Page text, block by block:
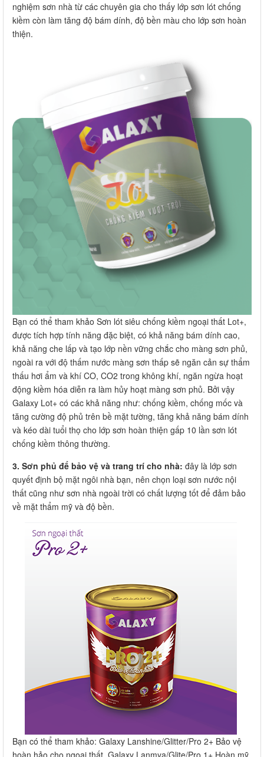
nghiệm sơn nhà từ các chuyên gia cho thấy lớp sơn lót chống
kiềm còn làm tăng độ bám dính, độ bền màu cho lớp sơn hoàn
thiện.
Bạn có thể tham khảo Sơn lót siêu chống kiềm ngoại thất Lot+,
được tích hợp tính năng đặc biệt, có khả năng bám dính cao,
khả năng che lấp và tạo lớp nền vững chắc cho màng sơn phủ,
ngoài ra với độ thấm nước màng sơn thấp sẽ ngăn cản sự thẩm
thấu hơi ẩm và khí CO, CO2 trong không khí, ngăn ngừa hoạt
động kiềm hóa diễn ra làm hủy hoạt màng sơn phủ. Bởi vậy
Galaxy Lot+ có các khả năng như: chống kiềm, chống mốc và
tăng cường độ phủ trên bề mặt tường, tăng khả năng bám dính
và kéo dài tuổi thọ cho lớp sơn hoàn thiện gấp 10 lần sơn lót
chống kiềm thông thường.
3. Sơn phủ để bảo vệ và trang trí cho nhà: đây là lớp sơn
quyết định bộ mặt ngôi nhà bạn, nên chọn loại sơn nước nội
thất cũng như sơn nhà ngoài trời có chất lượng tốt để đảm bảo
về mặt thẩm mỹ và độ bền.
Bạn có thể tham khảo: Galaxy Lanshine/Glitter/Pro 2+ Bảo vệ
hoàn hảo cho ngoại thất, Galaxy Lanmya/Glite/Pro 1+ Hoàn mỹ